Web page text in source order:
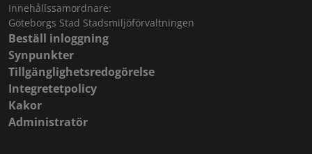
Innehållssamordnare:
Göteborgs Stad Stadsmiljöförvaltningen
Beställ inloggning
Synpunkter
Tillgänglighetsredogörelse
Integretetpolicy
Kakor
Administratör